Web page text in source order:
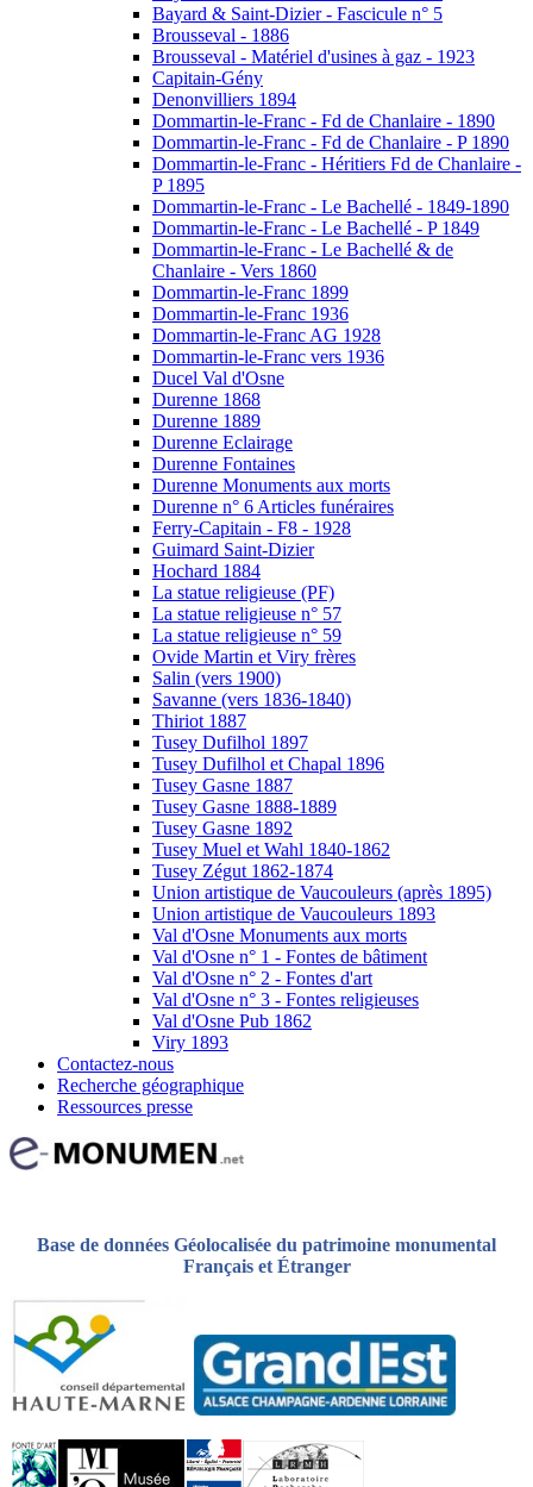
Bayard & Saint-Dizier - Fascicule n° 5
Brousseval - 1886
Brousseval - Matériel d'usines à gaz - 1923
Capitain-Gény
Denonvilliers 1894
Dommartin-le-Franc - Fd de Chanlaire - 1890
Dommartin-le-Franc - Fd de Chanlaire - P 1890
Dommartin-le-Franc - Héritiers Fd de Chanlaire -
P 1895
Dommartin-le-Franc - Le Bachellé - 1849-1890
Dommartin-le-Franc - Le Bachellé - P 1849
Dommartin-le-Franc - Le Bachellé & de
Chanlaire - Vers 1860
Dommartin-le-Franc 1899
Dommartin-le-Franc 1936
Dommartin-le-Franc AG 1928
Dommartin-le-Franc vers 1936
Ducel Val d'Osne
Durenne 1868
Durenne 1889
Durenne Eclairage
Durenne Fontaines
Durenne Monuments aux morts
Durenne n° 6 Articles funéraires
Ferry-Capitain - F8 - 1928
Guimard Saint-Dizier
Hochard 1884
La statue religieuse (PF)
La statue religieuse n° 57
La statue religieuse n° 59
Ovide Martin et Viry frères
Salin (vers 1900)
Savanne (vers 1836-1840)
Thiriot 1887
Tusey Dufilhol 1897
Tusey Dufilhol et Chapal 1896
Tusey Gasne 1887
Tusey Gasne 1888-1889
Tusey Gasne 1892
Tusey Muel et Wahl 1840-1862
Tusey Zégut 1862-1874
Union artistique de Vaucouleurs (après 1895)
Union artistique de Vaucouleurs 1893
Val d'Osne Monuments aux morts
Val d'Osne n° 1 - Fontes de bâtiment
Val d'Osne n° 2 - Fontes d'art
Val d'Osne n° 3 - Fontes religieuses
Val d'Osne Pub 1862
Viry 1893
Contactez-nous
Recherche géographique
Ressources presse
Base de données Géolocalisée du patrimoine monumental
Français et Étranger